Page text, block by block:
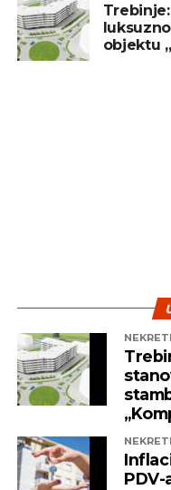
prirodan je dio
treba posmatrati
sredstvo za brzu
objektu